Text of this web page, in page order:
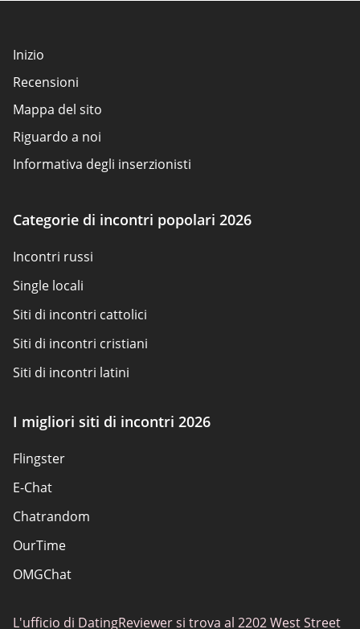
Inizio
Recensioni
Mappa del sito
Riguardo a noi
Informativa degli inserzionisti
Politica sui cookie
Categorie di incontri popolari 2026
Incontri russi
Single locali
Siti di incontri cattolici
Siti di incontri cristiani
Siti di incontri latini
Siti scambisti
Siti di incontri popolari
Siti di incontri
App di incontri Elite
Incontri classici
I migliori siti di incontri
I migliori siti di incontri 2026
Flingster
E-Chat
Chatrandom
OurTime
OMGChat
L'ufficio di DatingReviewer si trova al 2202 West Street